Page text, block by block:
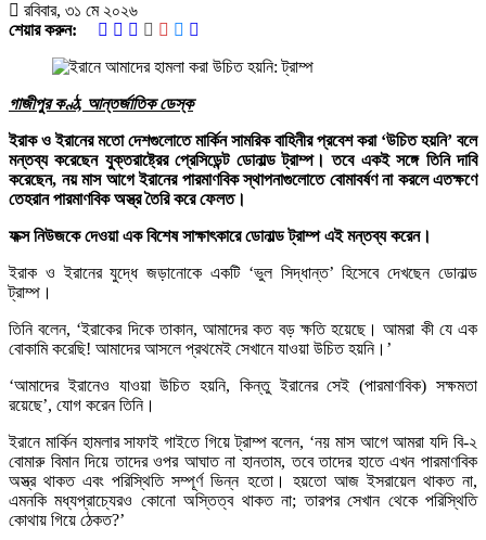
রবিবার, ৩১ মে ২০২৬
শেয়ার করুন:
গাজীপুর কণ্ঠ, আন্তর্জাতিক ডেস্ক
ইরাক ও ইরানের মতো দেশগুলোতে মার্কিন সামরিক বাহিনীর প্রবেশ করা ‘উচিত হয়নি’ বলে
মন্তব্য করেছেন যুক্তরাষ্ট্রের প্রেসিডেন্ট ডোনাল্ড ট্রাম্প। তবে একই সঙ্গে তিনি দাবি
করেছেন, নয় মাস আগে ইরানের পারমাণবিক স্থাপনাগুলোতে বোমাবর্ষণ না করলে এতক্ষণে
তেহরান পারমাণবিক অস্ত্র তৈরি করে ফেলত।
ফক্স নিউজকে দেওয়া এক বিশেষ সাক্ষাৎকারে ডোনাল্ড ট্রাম্প এই মন্তব্য করেন।
ইরাক ও ইরানের যুদ্ধে জড়ানোকে একটি ‘ভুল সিদ্ধান্ত’ হিসেবে দেখছেন ডোনাল্ড
ট্রাম্প।
তিনি বলেন, ‘ইরাকের দিকে তাকান, আমাদের কত বড় ক্ষতি হয়েছে। আমরা কী যে এক
বোকামি করেছি! আমাদের আসলে প্রথমেই সেখানে যাওয়া উচিত হয়নি।’
‘আমাদের ইরানেও যাওয়া উচিত হয়নি, কিন্তু ইরানের সেই (পারমাণবিক) সক্ষমতা
রয়েছে’, যোগ করেন তিনি।
ইরানে মার্কিন হামলার সাফাই গাইতে গিয়ে ট্রাম্প বলেন, ‘নয় মাস আগে আমরা যদি বি-২
বোমারু বিমান দিয়ে তাদের ওপর আঘাত না হানতাম, তবে তাদের হাতে এখন পারমাণবিক
অস্ত্র থাকত এবং পরিস্থিতি সম্পূর্ণ ভিন্ন হতো। হয়তো আজ ইসরায়েল থাকত না,
এমনকি মধ্যপ্রাচ্যেরও কোনো অস্তিত্ব থাকত না; তারপর সেখান থেকে পরিস্থিতি
কোথায় গিয়ে ঠেকত?’